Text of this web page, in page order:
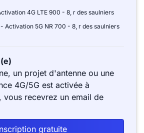
4G LTE 900 - 8, r des saulniers
- Activation 5G NR 700 - 8, r des saulniers
un projet d'antenne ou une
4G/5G est activée à
vous recevrez un email de
gratuite